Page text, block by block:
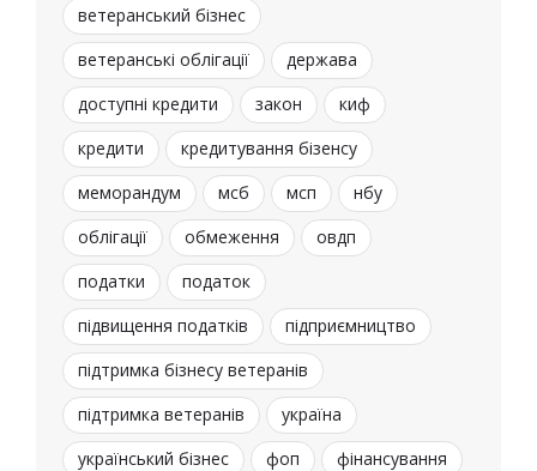
ветеранський бізнес
ветеранські облігації
держава
доступні кредити
закон
киф
кредити
кредитування бізенсу
меморандум
мсб мсп
нбу
облігації
обмеження
овдп
податки
податок
підвищення податків
підприємництво
підтримка бізнесу ветеранів
підтримка ветеранів
україна
український бізнес
фоп
фінансування